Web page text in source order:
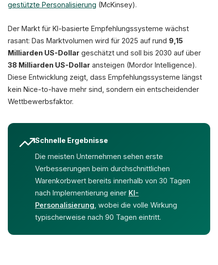
gestützte Personalisierung (McKinsey).
Der Markt für KI-basierte Empfehlungssysteme wächst
rasant: Das Marktvolumen wird für 2025 auf rund 9,15
Milliarden US-Dollar geschätzt und soll bis 2030 auf über
38 Milliarden US-Dollar ansteigen (Mordor Intelligence).
Diese Entwicklung zeigt, dass Empfehlungssysteme längst
kein Nice-to-have mehr sind, sondern ein entscheidender
Wettbewerbsfaktor.
Schnelle Ergebnisse
Die meisten Unternehmen sehen erste
Verbesserungen beim durchschnittlichen
Warenkorbwert bereits innerhalb von 30 Tagen
nach Implementierung einer KI-
Personalisierung , wobei die volle Wirkung
typischerweise nach 90 Tagen eintritt.